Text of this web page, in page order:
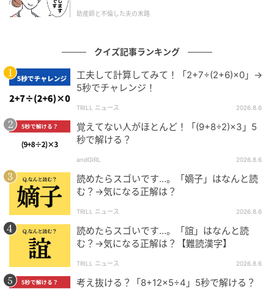
助産師と不倫した夫の末路
クイズ記事ランキング
工夫して計算してみて！「2+7÷(2+6)×0」→
5秒でチャレンジ！
TRILL ニュース 2026.8.6
覚えてない人がほとんど！「(9+8÷2)×3」5
秒で解ける？
andGIRL 2026.8.6
読めたらスゴいです…。「嫡子」はなんと読
む？→気になる正解は？
TRILL ニュース 2026.8.6
読めたらスゴいです…。「誼」はなんと読
む？→気になる正解は？【難読漢字】
TRILL ニュース 2026.8.6
考え抜ける？「8+12×5÷4」5秒で解ける？